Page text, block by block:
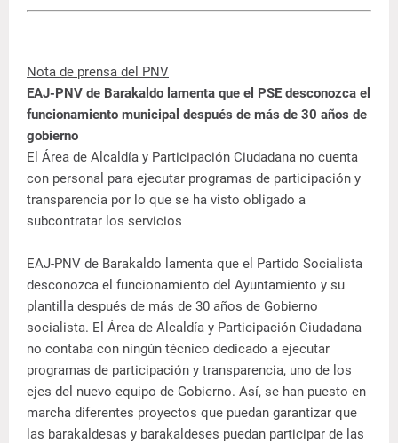
Nota de prensa del PNV
EAJ-PNV de Barakaldo lamenta que el PSE desconozca el
funcionamiento municipal después de más de 30 años de
gobierno
El Área de Alcaldía y Participación Ciudadana no cuenta
con personal para ejecutar programas de participación y
transparencia por lo que se ha visto obligado a
subcontratar los servicios
EAJ-PNV de Barakaldo lamenta que el Partido Socialista
desconozca el funcionamiento del Ayuntamiento y su
plantilla después de más de 30 años de Gobierno
socialista. El Área de Alcaldía y Participación Ciudadana
no contaba con ningún técnico dedicado a ejecutar
programas de participación y transparencia, uno de los
ejes del nuevo equipo de Gobierno. Así, se han puesto en
marcha diferentes proyectos que puedan garantizar que
las barakaldesas y barakaldeses puedan participar de las